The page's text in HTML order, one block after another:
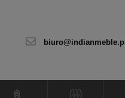
biuro@indianmeble.pl